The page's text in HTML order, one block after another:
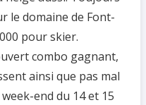
le domaine de Font-
pour skier.
combo gagnant,
ainsi que pas mal
end du 14 et 15